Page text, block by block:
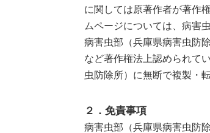
に関しては原著作者が著作
ムページについては、病害
病害虫部（兵庫県病害虫防
など著作権法上認められて
虫防除所）に無断で複製・
２．免責事項
病害虫部（兵庫県病害虫防